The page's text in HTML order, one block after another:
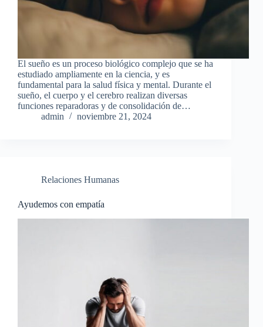
El sueño es un proceso biológico complejo que se ha
estudiado ampliamente en la ciencia, y es
fundamental para la salud física y mental. Durante el
sueño, el cuerpo y el cerebro realizan diversas
funciones reparadoras y de consolidación de…
admin
noviembre 21, 2024
Relaciones Humanas
Ayudemos con empatía